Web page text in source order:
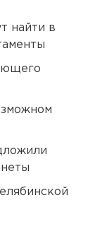
найти в